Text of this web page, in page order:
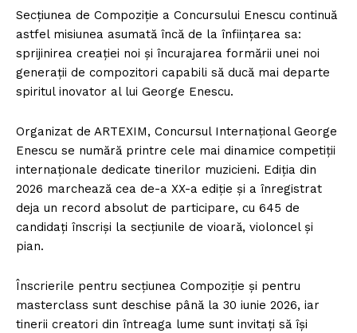
Secțiunea de Compoziție a Concursului Enescu continuă
astfel misiunea asumată încă de la înființarea sa:
sprijinirea creației noi și încurajarea formării unei noi
generații de compozitori capabili să ducă mai departe
spiritul inovator al lui George Enescu.
Organizat de ARTEXIM, Concursul Internațional George
Enescu se numără printre cele mai dinamice competiții
internaționale dedicate tinerilor muzicieni. Ediția din
2026 marchează cea de-a XX-a ediție și a înregistrat
deja un record absolut de participare, cu 645 de
candidați înscriși la secțiunile de vioară, violoncel și
pian.
Înscrierile pentru secțiunea Compoziție și pentru
masterclass sunt deschise până la 30 iunie 2026, iar
tinerii creatori din întreaga lume sunt invitați să își